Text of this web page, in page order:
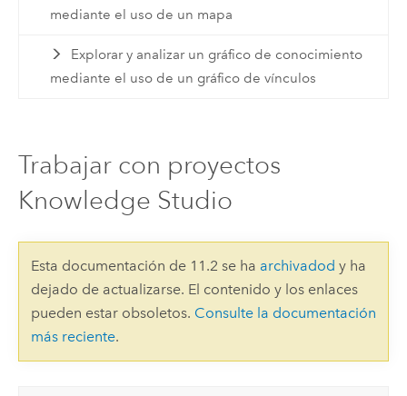
mediante el uso de un mapa
Explorar y analizar un gráfico de conocimiento
mediante el uso de un gráfico de vínculos
Trabajar con proyectos
Knowledge Studio
Esta documentación de 11.2 se ha archivadod y ha
dejado de actualizarse. El contenido y los enlaces
pueden estar obsoletos. Consulte la documentación
más reciente.